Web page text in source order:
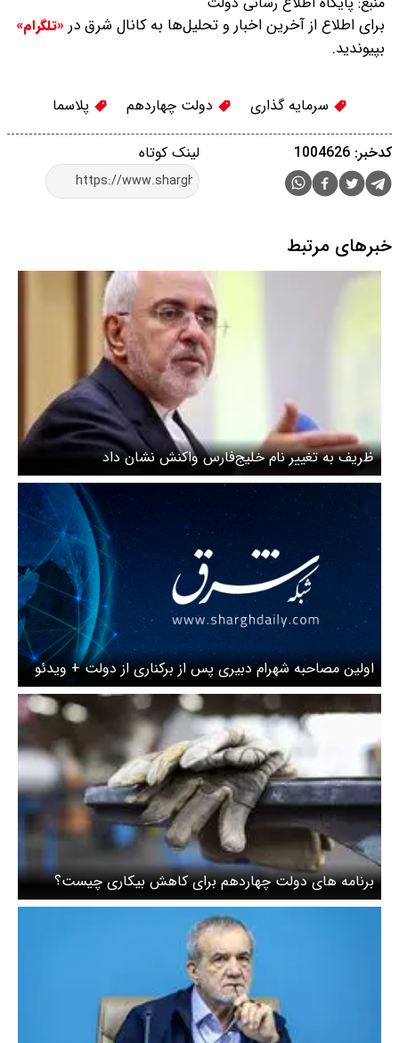
برای اطلاع از آخرین اخبار و تحلیل‌ها به کانال شرق در «تلگرام»
بپیوندید.
سرمایه گذاری دولت چهاردهم پلاسما
لینک کوتاه کدخبر: 1004626
خبرهای مرتبط
ظریف به تغییر نام خلیج‌فارس واکنش نشان داد
اولین مصاحبه شهرام دبیری پس از برکناری از دولت + ویدئو
برنامه های دولت چهاردهم برای کاهش بیکاری چیست؟